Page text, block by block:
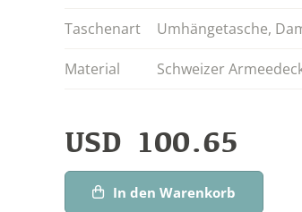
Taschenart Umhängetasche,
Material Schweizer
USD 100.65
In den Warenkorb